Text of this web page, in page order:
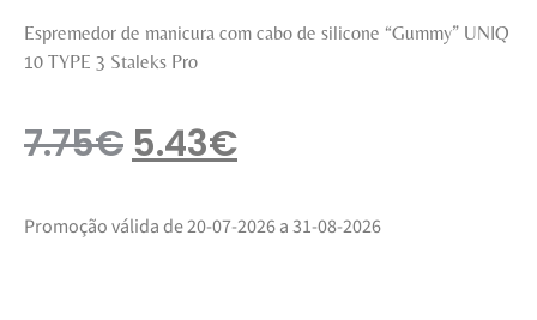
Espremedor de manicura com cabo de silicone “Gummy” UNIQ
10 TYPE 3 Staleks Pro
7.75€ 5.43€
Promoção válida de 20-07-2026 a 31-08-2026